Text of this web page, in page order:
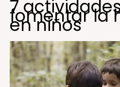
7
fomentar la
en niños